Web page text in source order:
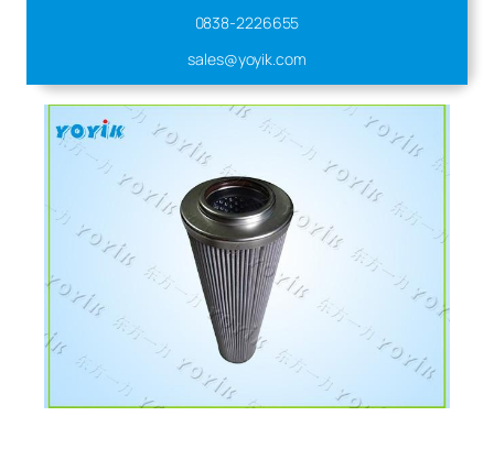
0838-2226655
sales@yoyik.com